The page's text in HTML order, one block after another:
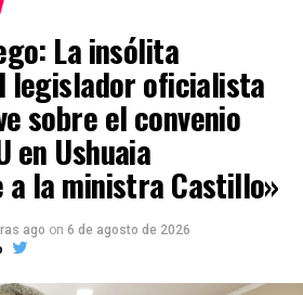
La insólita
legislador oficialista
sobre el convenio
en Ushuaia
a la ministra Castillo»
ago on 6 de agosto de 2026